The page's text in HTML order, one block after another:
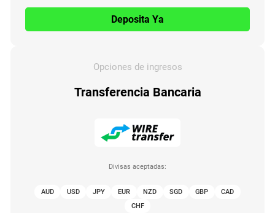
Deposita Ya
Opciones de ingresos
Transferencia Bancaria
Divisas aceptadas:
AUD USD JPY EUR NZD SGD GBP
CAD
CHF